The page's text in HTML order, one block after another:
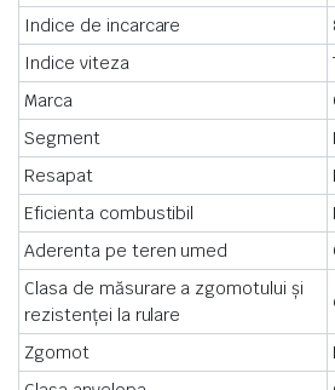
Indice de incarcare
Indice viteza
Marca
Segment
Resapat
Eficienta combustibil
Aderenta pe teren umed
Clasa de măsurare a zgomotului și
rezistenței la rulare
Zgomot